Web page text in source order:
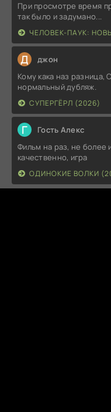
При просмотре время
так было и задумано...
ЧЕЛОВЕК-ПАУК:
Д джон
Кому кака наз разница,
нормальный дубляж.
СУПЕРГЁРЛ (2026)
Г Гость Алекс
Фильм на раз, не более
качественно, игра
ОДИНОКИЕ ВОЛКИ